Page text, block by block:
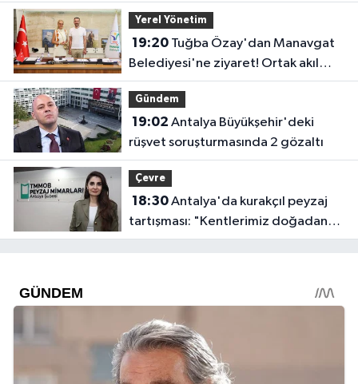
Yerel Yönetim
19:20Tuğba Özay'dan Manavgat
Belediyesi'ne ziyaret! Ortak akıl
sürecine destek verdi
Gündem
19:02
rüşvet soruşturmasında 2 gözaltı
Çevre
18:30Antalya'da kurakçıl peyzaj
tartışması: "Kentlerimiz doğadan
koparılıyor"